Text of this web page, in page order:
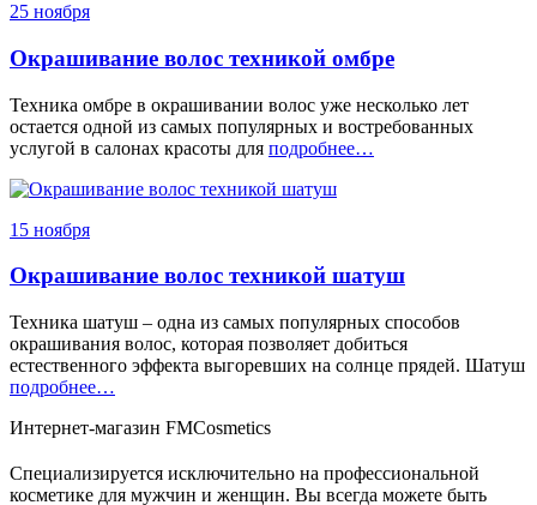
25 ноября
Окрашивание волос техникой омбре
Техника омбре в окрашивании волос уже несколько лет
остается одной из самых популярных и востребованных
услугой в салонах красоты для подробнее…
15 ноября
Окрашивание волос техникой шатуш
Техника шатуш – одна из самых популярных способов
окрашивания волос, которая позволяет добиться
естественного эффекта выгоревших на солнце прядей. Шатуш
подробнее…
Интернет-магазин FMCosmetics
Специализируется исключительно на профессиональной
косметике для мужчин и женщин. Вы всегда можете быть